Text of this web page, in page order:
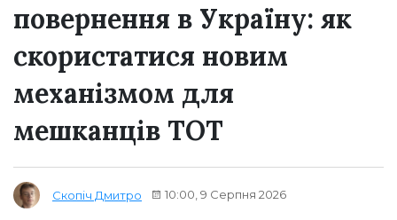
повернення в Україну: як
скористатися новим
механізмом для
мешканців ТОТ
Скопіч Дмитро 10:00, 9 Серпня 2026